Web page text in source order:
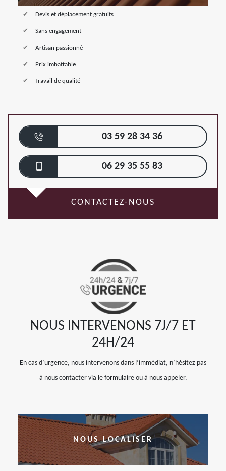
Devis et déplacement gratuits
Sans engagement
Artisan passionné
Prix imbattable
Travail de qualité
03 59 28 34 36
06 29 35 55 83
CONTACTEZ-NOUS
NOUS INTERVENONS 7J/7 ET
24H/24
En cas d’urgence, nous intervenons dans l’immédiat, n’hésitez pas
à nous contacter via le formulaire ou à nous appeler.
NOUS LOCALISER